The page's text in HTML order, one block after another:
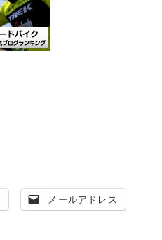
メールアドレス